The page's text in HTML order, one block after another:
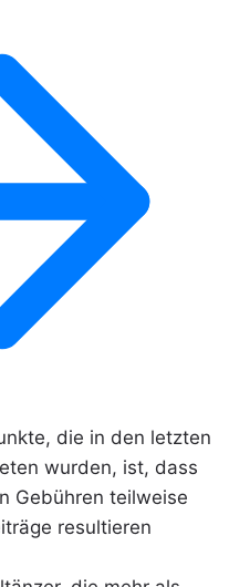
die in den letzten
wurden, ist, dass
Gebühren teilweise
resultieren